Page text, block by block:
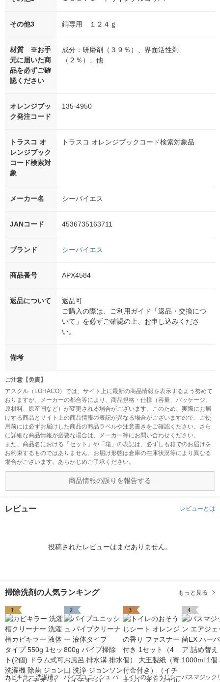
その他3 銅専用 １２４ｇ
材質 ※お手
元に届いた商
品を必ずご確
認ください
成分：研磨剤（３９％）、界面活性剤
（２％）、他
オレンジブッ
ク発注コード
135-4950
トラスコ オ
レンジブック
コード検索対
象
トラスコ オレンジブックコード検索対象品
メーカー名 シーバイエス
JANコード 4536735163711
ブランド シーバイエス
商品番号 APX4584
返品について
返品可
ご購入の際は、ご利用ガイド「返品・交換につ
いて」を必ずご確認の上、お申し込みくださ
い。
備考
ご注意【免責】
アスクル（LOHACO）では、サイト上に最新の商品情報を表示するよう努めて
おりますが、メーカーの都合等により、商品規格・仕様（容量、パッケージ、
原材料、原産国など）が変更される場合がございます。このため、実際にお届
けする商品とサイト上の商品情報の表記が異なる場合がございますので、ご使
用前には必ずお届けした商品の商品ラベルや注意書きをご確認ください。さら
に詳細な商品情報が必要な場合は、メーカー等にお問い合わせください。
また、商品名における「セット」や「箱」の表記は、必ずしも箱でのお届けを
お約束するものではありません。お届け形態は倉庫の在庫状況等により異なる
場合がございます。あらかじめご了承ください。
商品情報の誤りを報告する
レビュー レビューとは
投稿されたレビューはまだありません。
掃除洗剤の人気ランキング もっと見る
1
カビキラー 洗濯槽ク
2
パイプユニッシュ パ
3
トイレのおそうじシー
4
バスマジック